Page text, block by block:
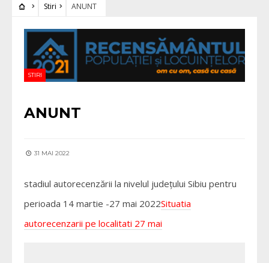
Stiri ANUNT
STIRI
ANUNT
31 MAI 2022
stadiul autorecenzării la nivelul județului Sibiu pentru
perioada 14 martie -27 mai 2022Situatia
autorecenzarii pe localitati 27 mai